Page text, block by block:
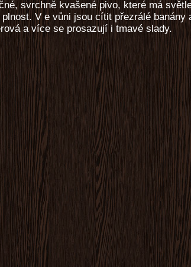
svrchně kvašené pivo, které má
V e vůni jsou cítit přezrálé banány
a více se prosazují i tmavé slady.